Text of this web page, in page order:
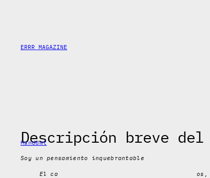
ERRR MAGAZINE
Descripción breve del
Handdmt
Soy un pensamiento inquebrantable
El ca os,